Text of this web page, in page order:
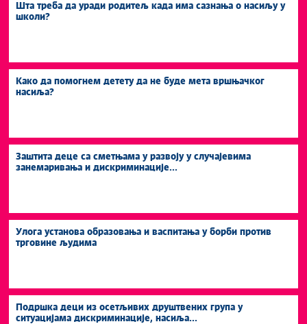
Шта треба да уради родитељ када има сазнања о насиљу у
школи?
Како да помогнем детету да не буде мета вршњачког
насиља?
Заштита деце са сметњама у развоју у случајевима
занемаривања и дискриминације...
Улога установа образовања и васпитања у борби против
трговине људима
Подршка деци из осетљивих друштвених група у
ситуацијама дискриминације, насиља...